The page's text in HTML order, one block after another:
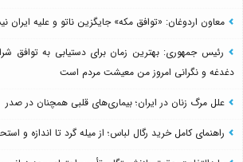
معاون اردوغان: «توافق مکه» جایگزین ناتو و علیه ایران
رئیس جمهوری: بهترین زمان برای دستیابی به توافق
دغدغه و نگرانی امروز من معیشت مردم است
علل مرگ زنان در ایران؛ بیماری‌های قلبی همچنان در صدر
راهنمای کامل خرید رگال لباس؛ از میله گرد تا اندازه و